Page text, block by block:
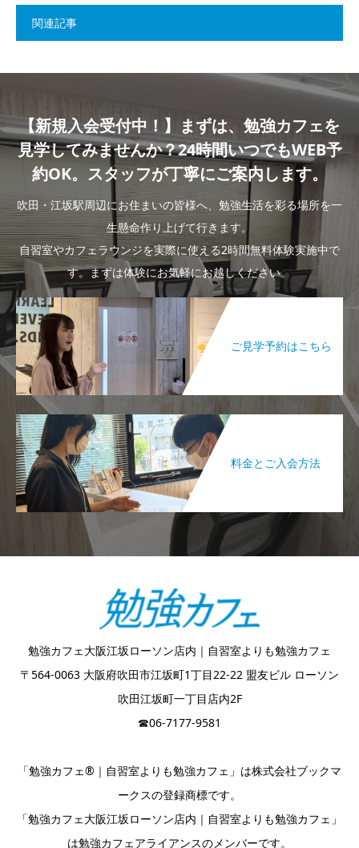
関連記事
【新規入会受付中！】まずは、勉強カフェを
見学してみませんか？24時間いつでもWEB予
約OK。スタッフが丁寧にご案内します。
吹田・江坂駅周辺にお住まいの皆様へ、勉強生活を彩る場所を一
生懸命作り上げて行きます。
自習室やカフェラウンジを実際に使える2時間無料体験実施中で
す。まずは体験にお気軽にお越しください。
ご見学予約はこちら
料金とご入会方法
勉強カフェ大阪江坂ローソン店内｜自習室よりも勉強カフェ
〒564-0063 大阪府吹田市江坂町1丁目22-22 盟友ビル ローソン
吹田江坂町一丁目店内2F
☎︎06-7177-9581
「勉強カフェ®｜自習室よりも勉強カフェ」は株式会社ブックマ
ークスの登録商標です。
「勉強カフェ大阪江坂ローソン店内｜自習室よりも勉強カフェ」
は勉強カフェアライアンスのメンバーです。